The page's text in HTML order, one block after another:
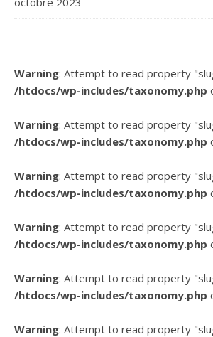
Warning: Attempt to read property
/htdocs/wp-includes/taxonomy.php
Warning: Attempt to read property
/htdocs/wp-includes/taxonomy.php
Warning: Attempt to read property
/htdocs/wp-includes/taxonomy.php
Warning: Attempt to read property
/htdocs/wp-includes/taxonomy.php
Warning: Attempt to read property
/htdocs/wp-includes/taxonomy.php
Warning: Attempt to read property